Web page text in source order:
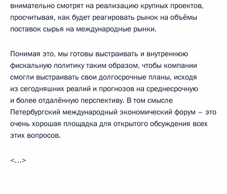
внимательно смотрят на реализацию крупных проектов,
просчитывая, как будет реагировать рынок на объёмы
поставок сырья на международные рынки.
Понимая это, мы готовы выстраивать и внутреннюю
фискальную политику таким образом, чтобы компании
смогли выстраивать свои долгосрочные планы, исходя
из сегодняшних реалий и прогнозов на среднесрочную
и более отдалённую перспективу. В том смысле
Петербургский международный экономический форум – это
очень хорошая площадка для открытого обсуждения всех
этих вопросов.
<…>